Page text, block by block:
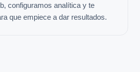
configuramos analítica y te
que empiece a dar resultados.